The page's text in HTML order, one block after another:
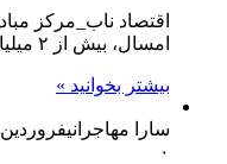
امسال، بیش از ۲ میلیارد دلار برای واردات مورد…
بیشتر بخوانید »
سارا مهاجرانیفروردین ۱۶, ۱۴۰۳
۰